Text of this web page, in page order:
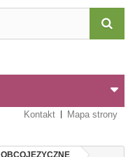
Kontakt Mapa strony
OBCOJĘZYCZNE